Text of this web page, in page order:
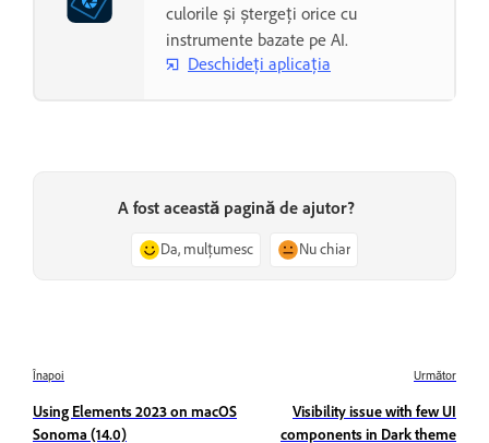
culorile și ștergeți orice cu
instrumente bazate pe AI.
Deschideți aplicația
A fost această pagină de ajutor?
Da, mulțumesc Nu chiar
Înapoi
Using Elements 2023 on macOS
Sonoma (14.0)
Următor
Visibility issue with few UI
components in Dark theme